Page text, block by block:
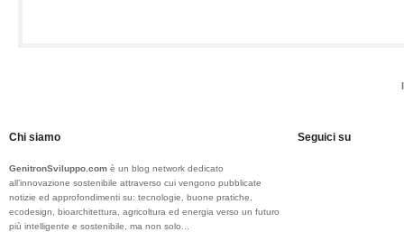
Chi siamo
GenitronSviluppo.com è un blog network dedicato
all’innovazione sostenibile attraverso cui vengono pubblicate
notizie ed approfondimenti su: tecnologie, buone pratiche,
ecodesign, bioarchitettura, agricoltura ed energia verso un futuro
più intelligente e sostenibile, ma non solo...
Seguici su